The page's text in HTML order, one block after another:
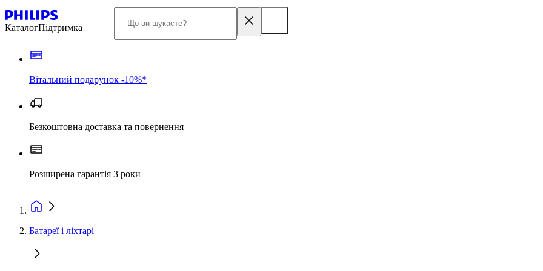
КаталогПідтримка
Вітальний подарунок -10%*
Безкоштовна доставка та повернення
Розширена гарантія 3 роки
Батареї і ліхтарі